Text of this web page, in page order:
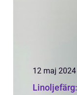
12 maj 2024